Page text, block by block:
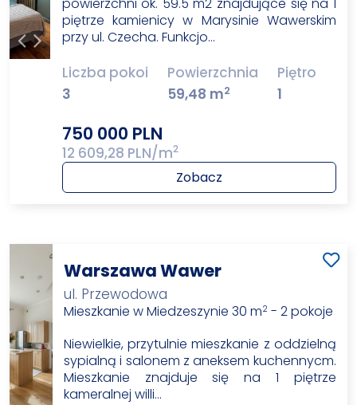
piętrze kamienicy w Marysinie Wawerskim
przy ul. Czecha. Funkcjo…
Liczba pokoi
3
Powierzchnia
59,48 m2
Piętro
1
750 000 PLN
12 609,28 PLN/m2
Zobacz
Warszawa Wawer
ul. Przewodowa
Mieszkanie w Miedzeszynie 30 m2 - 2 pokoje
Niewielkie, przytulnie mieszkanie z oddzielną
sypialną i salonem z aneksem kuchennycm.
Mieszkanie znajduje się na 1 piętrze
kameralnej willi…